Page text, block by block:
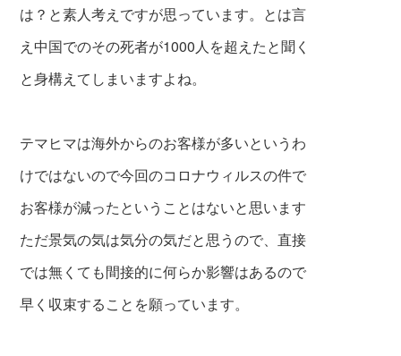
は？と素人考えですが思っています。とは言
え中国でのその死者が1000人を超えたと聞く
と身構えてしまいますよね。
テマヒマは海外からのお客様が多いというわ
けではないので今回のコロナウィルスの件で
お客様が減ったということはないと思います
ただ景気の気は気分の気だと思うので、直接
では無くても間接的に何らか影響はあるので
早く収束することを願っています。